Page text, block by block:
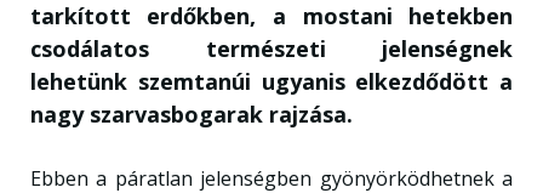
tarkított erdőkben, a mostani hetekben
csodálatos természeti jelenségnek
lehetünk szemtanúi ugyanis elkezdődött a
nagy szarvasbogarak rajzása.
Ebben a páratlan jelenségben gyönyörködhetnek a